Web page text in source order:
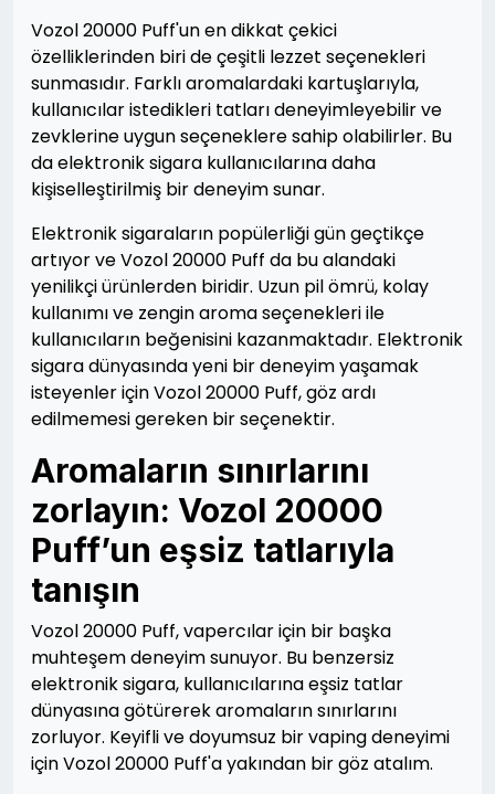
Vozol 20000 Puff'un en dikkat çekici
özelliklerinden biri de çeşitli lezzet seçenekleri
sunmasıdır. Farklı aromalardaki kartuşlarıyla,
kullanıcılar istedikleri tatları deneyimleyebilir ve
zevklerine uygun seçeneklere sahip olabilirler. Bu
da elektronik sigara kullanıcılarına daha
kişiselleştirilmiş bir deneyim sunar.
Elektronik sigaraların popülerliği gün geçtikçe
artıyor ve Vozol 20000 Puff da bu alandaki
yenilikçi ürünlerden biridir. Uzun pil ömrü, kolay
kullanımı ve zengin aroma seçenekleri ile
kullanıcıların beğenisini kazanmaktadır. Elektronik
sigara dünyasında yeni bir deneyim yaşamak
isteyenler için Vozol 20000 Puff, göz ardı
edilmemesi gereken bir seçenektir.
Aromaların sınırlarını
zorlayın: Vozol 20000
Puff’un eşsiz tatlarıyla
tanışın
Vozol 20000 Puff, vapercılar için bir başka
muhteşem deneyim sunuyor. Bu benzersiz
elektronik sigara, kullanıcılarına eşsiz tatlar
dünyasına götürerek aromaların sınırlarını
zorluyor. Keyifli ve doyumsuz bir vaping deneyimi
için Vozol 20000 Puff'a yakından bir göz atalım.